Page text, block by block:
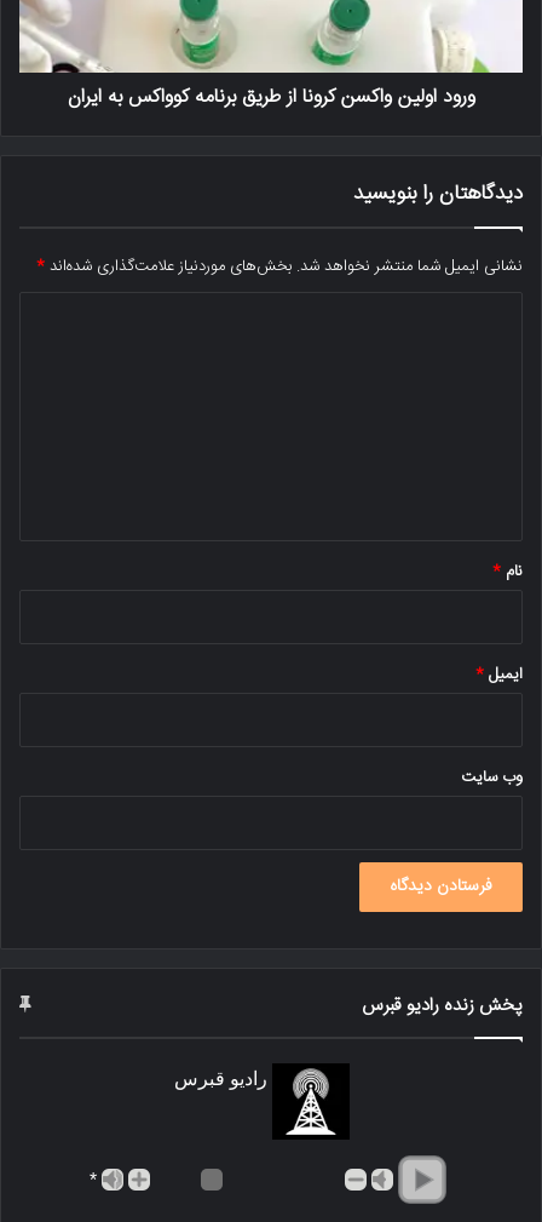
ورود اولین واکسن کرونا از طریق برنامه کوواکس به ایران
دیدگاهتان را بنویسید
نشانی ایمیل شما منتشر نخواهد شد. بخش‌های موردنیاز علامت‌گذاری شده‌اند*
نام *
ایمیل*
وب‌ سایت
پخش زنده رادیو قبرس
رادیو قبرس
*